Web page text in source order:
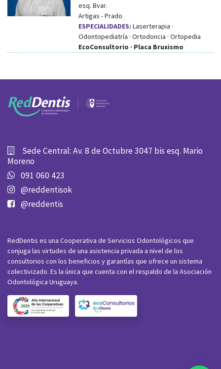
esq. Bvar.
Artigas -Prado
ESPECIALIDADES: Laserterapia ·
Odontopediatría · Ortodoncia · Ortopedia
EcoConsultorio · Placa Bruxismo
Sede Central: Av. 8 de Octubre 3047 bis esq. Mario
Moreno
091 060 423
@reddentisok
@reddentis
RedDentis es una Cooperativa de Servicios Odontológicos que
conjuga las virtudes de una asistencia privada a nivel de los
consultorios con los beneficios y garantías que ofrece un sistema
colectivizado. Es la única que cuenta con el respaldo de la Asociación
Odontológica Uruguaya.